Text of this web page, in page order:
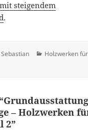
steigendem
.
Author
Sebastian Categories
Holzwerken
– Holzwerken
2”